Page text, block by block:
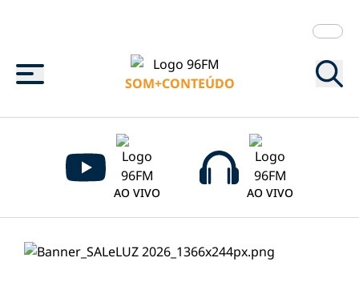
Menu
SOM+CONTEÚDO
AO VIVO AO VIVO